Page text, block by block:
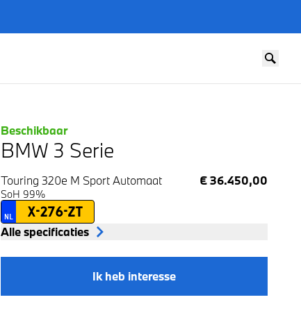
Beschikbaar
BMW 3 Serie
Touring 320e M SportAutomaat € 36.450,00
SoH 99%
NL X-276-ZT
Alle specificaties
Ik heb interesse